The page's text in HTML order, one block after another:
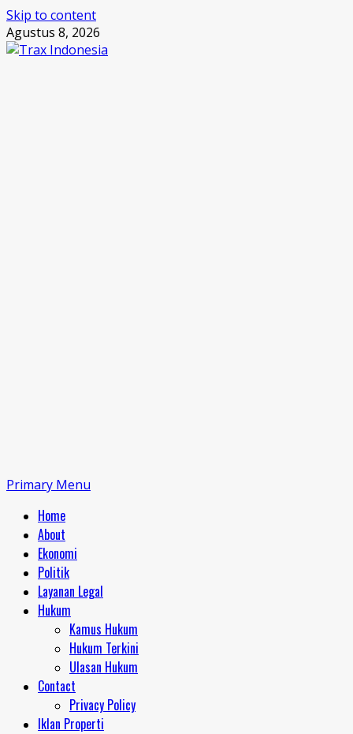
Skip to content
Agustus 8, 2026
Primary Menu
Home
About
Ekonomi
Politik
Layanan Legal
Hukum
Kamus Hukum
Hukum Terkini
Ulasan Hukum
Contact
Privacy Policy
Iklan Properti